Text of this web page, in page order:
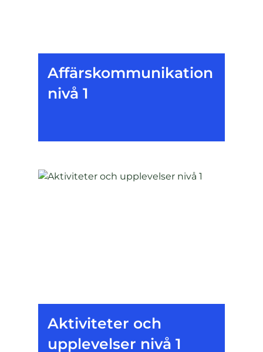
Affärskommunikation
nivå 1
Aktiviteter och
upplevelser nivå 1